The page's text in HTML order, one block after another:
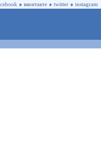
● вконтакте ● twitter ● instagram